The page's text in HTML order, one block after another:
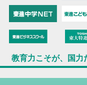
教育力こそが、国力